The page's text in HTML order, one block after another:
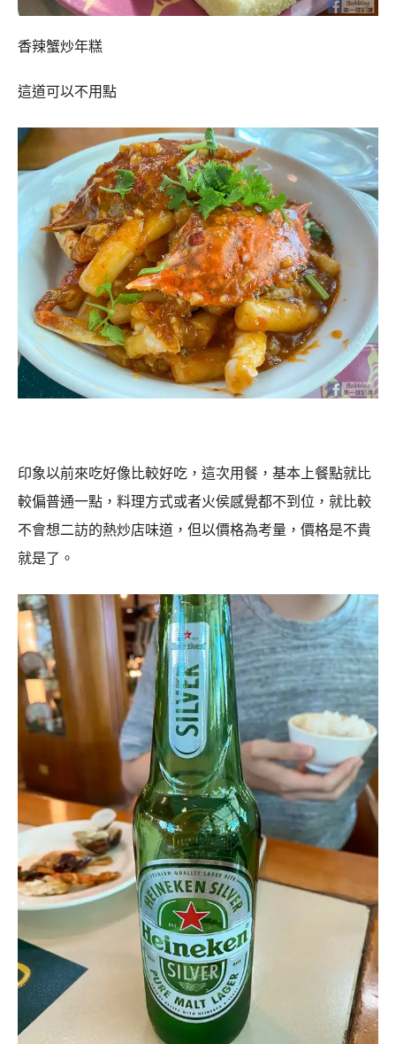
香辣蟹炒年糕
這道可以不用點
印象以前來吃好像比較好吃，這次用餐，基本上餐點就比
較偏普通一點，料理方式或者火侯感覺都不到位，就比較
不會想二訪的熱炒店味道，但以價格為考量，價格是不貴
就是了。